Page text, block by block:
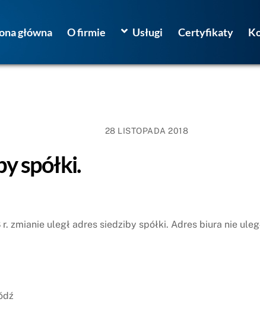
główna O firmie Usługi Certyfikaty
28 LISTOPADA 2018
spółki.
zmianie uległ adres siedziby spółki. Adres biura nie